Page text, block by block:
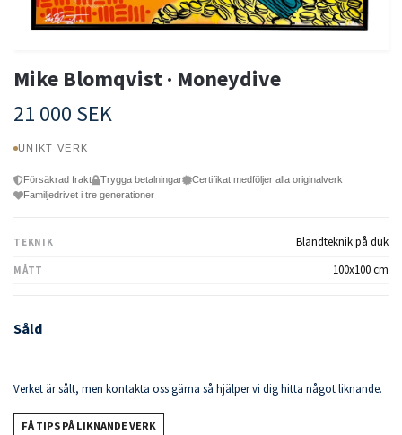
Mike Blomqvist · Moneydive
21 000 SEK
UNIKT VERK
Försäkrad frakt Trygga betalningar
Certifikat medföljer alla originalverk
Familjedrivet i tre generationer
TEKNIK Blandteknik på duk
MÅTT 100x100 cm
Såld
Verket är sålt, men kontakta oss gärna så hjälper vi dig hitta något liknande.
FÅ TIPS PÅ LIKNANDE VERK